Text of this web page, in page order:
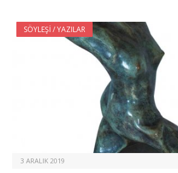
SÖYLEŞI / YAZILAR
3 ARALIK 2019